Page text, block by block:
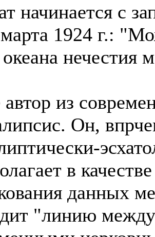
начинается с
1924 г.:
океана нечестия
из
Он,
в
данных
"линию